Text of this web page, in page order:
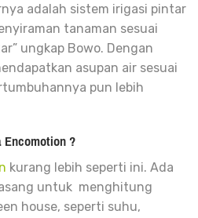
adalah sistem irigasi pintar
tanaman sesuai
ungkap Bowo. Dengan
asupan air sesuai
pun lebih
?
kurang lebih seperti ini. Ada
untuk menghitung
house, seperti suhu,